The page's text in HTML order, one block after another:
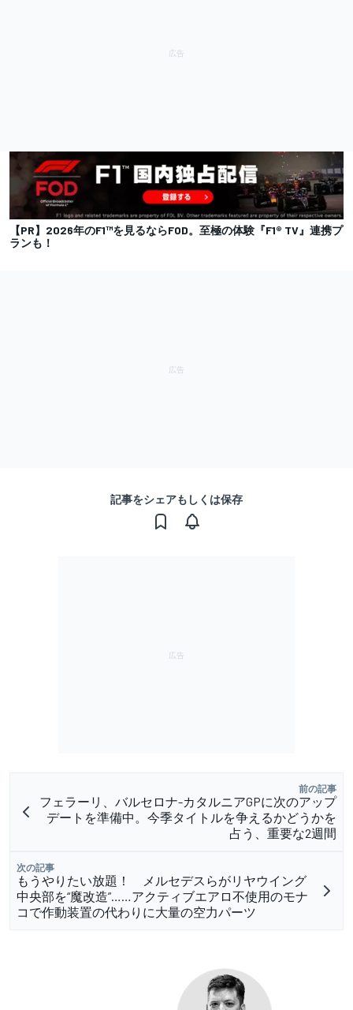
【PR】2026年のF1™を見るならFOD。至極の体験『F1® TV』連携プ
ランも！
記事をシェアもしくは保存
前の記事
フェラーリ、バルセロナ-カタルニアGPに次のアップ
デートを準備中。今季タイトルを争えるかどうかを
占う、重要な2週間
次の記事
もうやりたい放題！ メルセデスらがリヤウイング
中央部を“魔改造”……アクティブエアロ不使用のモナ
コで作動装置の代わりに大量の空力パーツ